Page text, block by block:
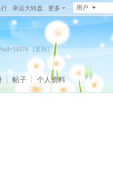
行 幸运大转盘 更多 用户
[复制]
帖子 个人资料